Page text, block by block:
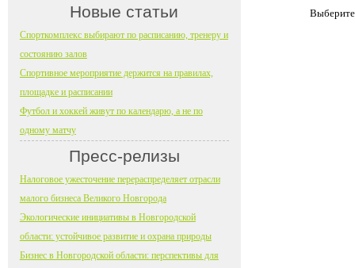
Новые статьи
Спорткомплекс выбирают по расписанию, тренеру и
состоянию залов
Спортивное мероприятие держится на правилах,
площадке и расписании
Футбол и хоккей живут по календарю, а не по
одному матчу
Пресс-релизы
Налоговое ужесточение перераспределяет отрасли
малого бизнеса Великого Новгорода
Экологические инициативы в Новгородской
области: устойчивое развитие и охрана природы
Бизнес в Новгородской области: перспективы для